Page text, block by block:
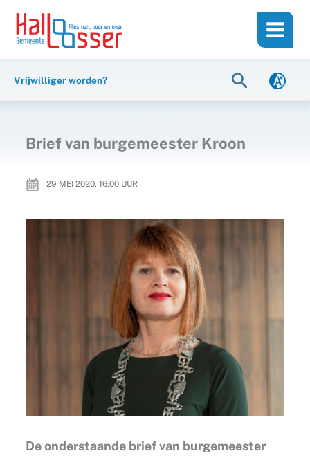
inhoud
naar
Vrijwilliger worden? Zoeken
Brief van burgemeester Kroon
29 MEI 2020, 16:00UUR
De onderstaande brief van burgemeester